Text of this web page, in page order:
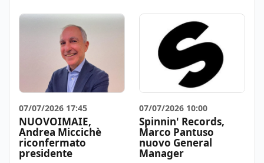
07/07/2026 17:45
NUOVOIMAIE,
Andrea Miccichè
riconfermato
presidente
07/07/2026 10:00
Spinnin' Records,
Marco Pantuso
nuovo General
Manager